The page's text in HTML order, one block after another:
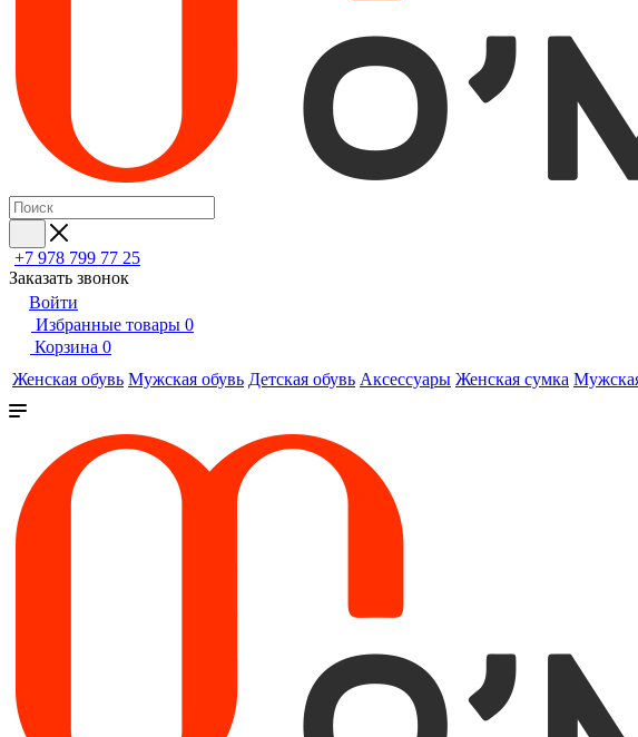
+7 978 799 77 25
Заказать звонок
Войти
Избранные товары 0
Корзина 0
Женская обувь Мужская обувь Детская обувь Аксессуары Женская сумка